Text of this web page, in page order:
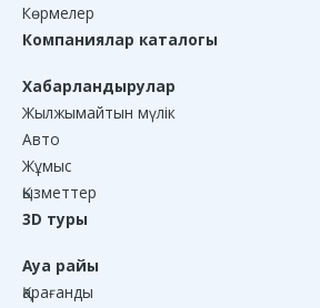
Көрмелер
Компаниялар каталогы
Хабарландырулар
Жылжымайтын мүлік
Авто
Жұмыс
Қызметтер
3D туры
Ауа райы
Қарағанды